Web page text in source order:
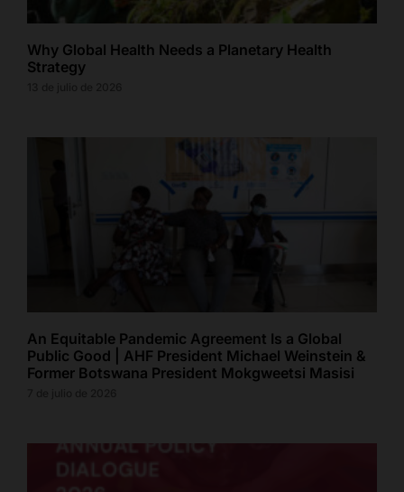
Why Global Health Needs a Planetary Health
Strategy
An Equitable Pandemic Agreement Is a Global
Public Good | AHF President Michael Weinstein &
Former Botswana President Mokgweetsi Masisi